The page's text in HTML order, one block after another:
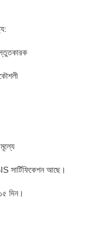
সার্টিফিকেশন আছে।
দিন।